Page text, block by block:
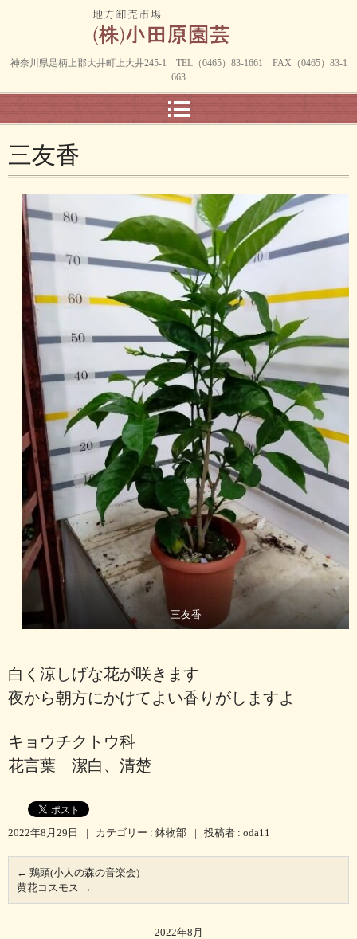
神奈川県足柄上郡大井町上大井245-1 TEL（0465）83-1661 FAX（0465）83-1
663
三友香
三友香
白く涼しげな花が咲きます
夜から朝方にかけてよい香りがしますよ
キョウチクトウ科
花言葉 潔白、清楚
2022年8月29日 | カテゴリー : 鉢物部 | 投稿者 : oda11
← 鶏頭(小人の森の音楽会)
黄花コスモス →
2022年8月